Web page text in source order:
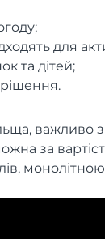
для
та дітей;
рішення.
важливо
за